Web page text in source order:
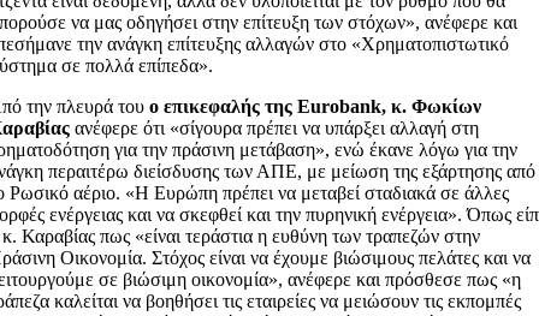
να μας οδηγήσει στην επίτευξη των στόχων», ανέφερε και
την ανάγκη επίτευξης αλλαγών στο «Χρηματοπιστωτικό
σε πολλά επίπεδα».
την πλευρά τουο επικεφαλής της Eurobank, κ. Φωκίων
ανέφερε ότι «σίγουρα πρέπει να υπάρξει αλλαγή στη
για την πράσινη μετάβαση», ενώ έκανε λόγω για την
περαιτέρω διείσδυσης των ΑΠΕ, με μείωση της εξάρτησης από
Ρωσικό αέριο. «Η Ευρώπη πρέπει να μεταβεί σταδιακά σε άλλες
ενέργειας και να σκεφθεί και την πυρηνική ενέργεια». Όπως
Καραβίας πως «είναι τεράστια η ευθύνη των τραπεζών στην
Οικονομία. Στόχος είναι να έχουμε βιώσιμους πελάτες και να
σε βιώσιμη οικονομία», ανέφερε και πρόσθεσε πως «η
καλείται να βοηθήσει τις εταιρείες να μειώσουν τις εκπομπές